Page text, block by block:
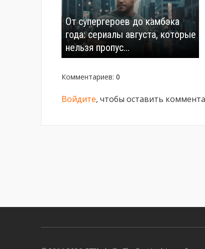
От супергероев до камбэка
года: сериалы августа, которые
нельзя пропус...
Комментариев: 0
Войдите, чтобы оставить